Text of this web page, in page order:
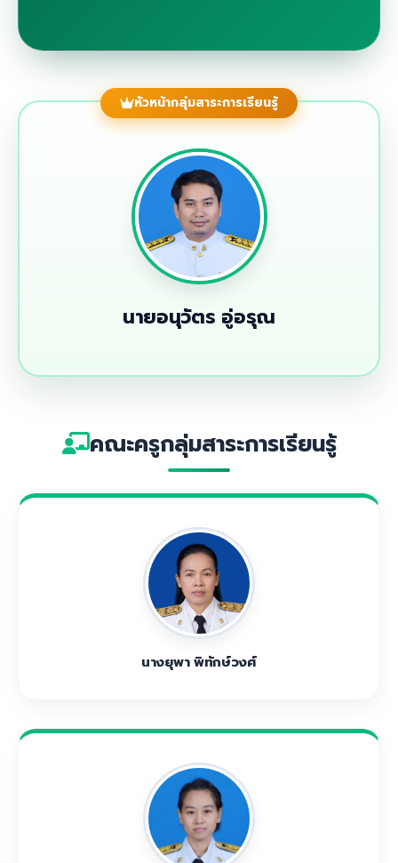
หัวหน้ากลุ่มสาระการเรียนรู้
นายอนุวัตร อู่อรุณ
คณะครูกลุ่มสาระการเรียนรู้
นางยุพา พิทักษ์วงศ์